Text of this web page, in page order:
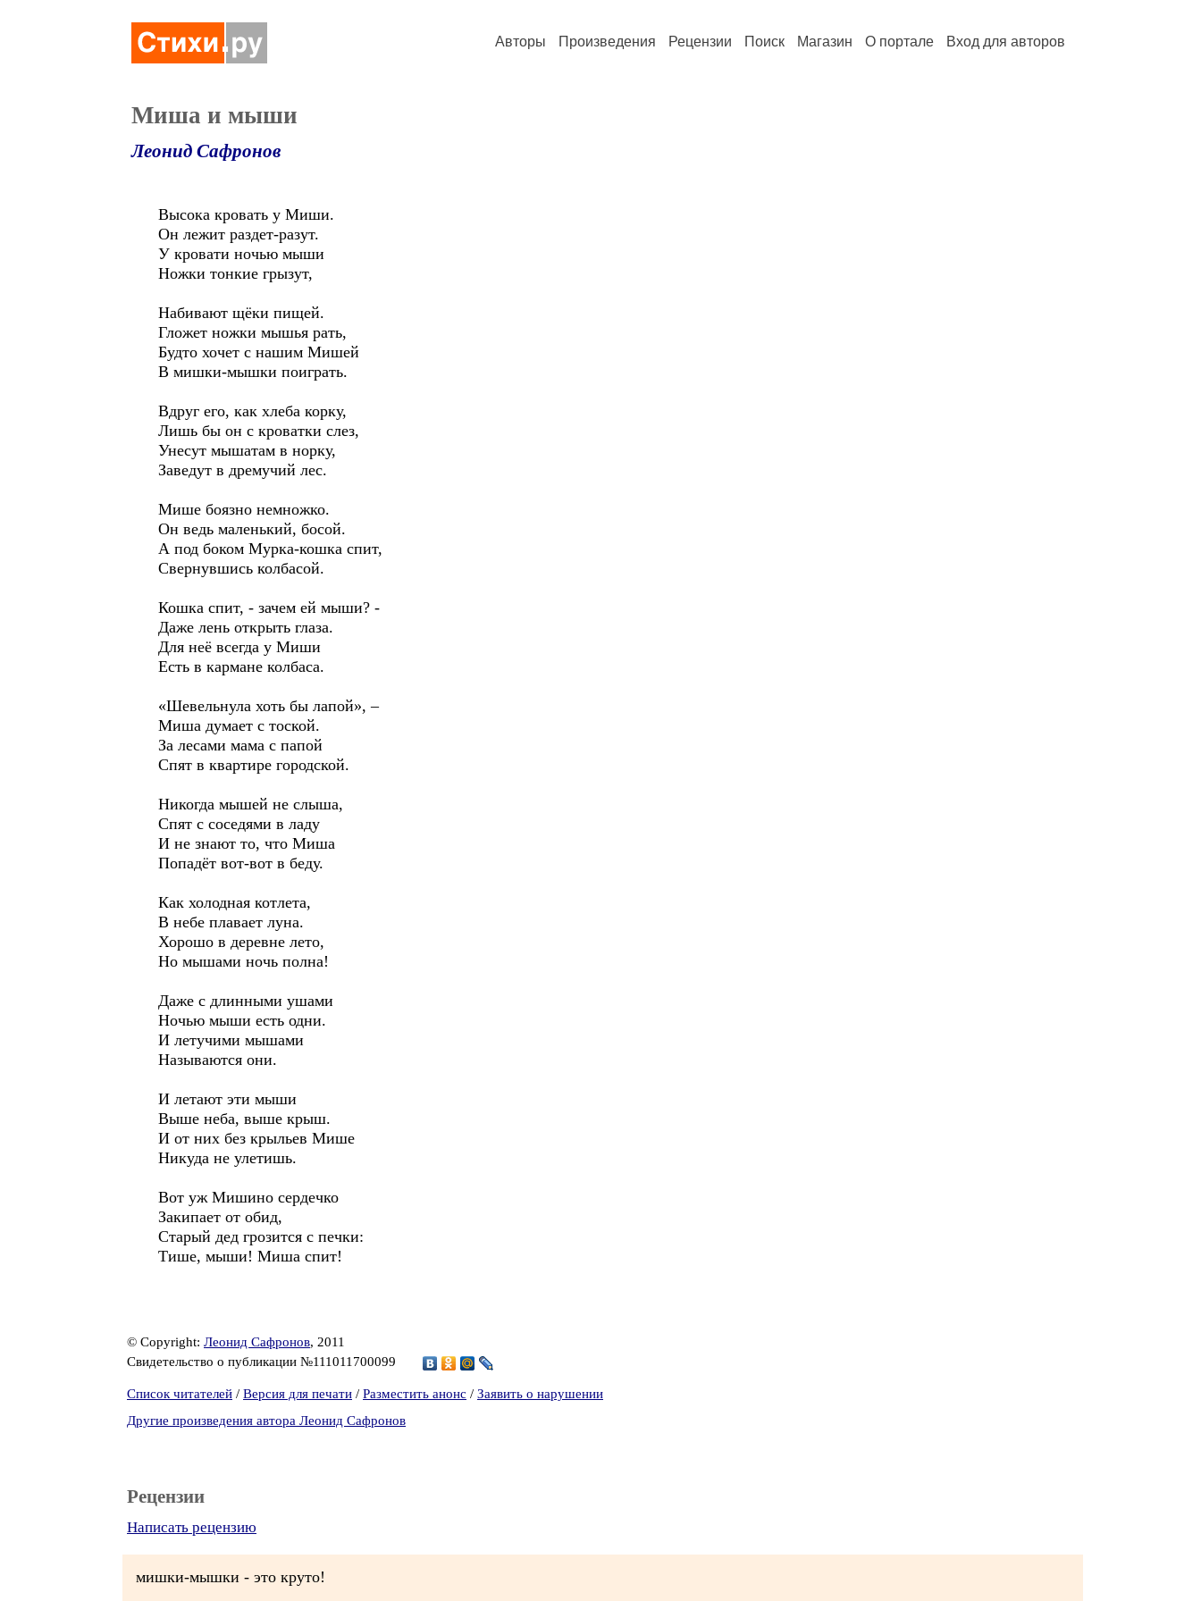
Авторы Произведения Рецензии Поиск Магазин О портале Вход для авторов
Миша и мыши
Леонид Сафронов
Высока кровать у Миши.
Он лежит раздет-разут.
У кровати ночью мыши
Ножки тонкие грызут,
Набивают щёки пищей.
Гложет ножки мышья рать,
Будто хочет с нашим Мишей
В мишки-мышки поиграть.
Вдруг его, как хлеба корку,
Лишь бы он с кроватки слез,
Унесут мышатам в норку,
Заведут в дремучий лес.
Мише боязно немножко.
Он ведь маленький, босой.
А под боком Мурка-кошка спит,
Свернувшись колбасой.
Кошка спит, - зачем ей мыши? -
Даже лень открыть глаза.
Для неё всегда у Миши
Есть в кармане колбаса.
«Шевельнула хоть бы лапой», –
Миша думает с тоской.
За лесами мама с папой
Спят в квартире городской.
Никогда мышей не слыша,
Спят с соседями в ладу
И не знают то, что Миша
Попадёт вот-вот в беду.
Как холодная котлета,
В небе плавает луна.
Хорошо в деревне лето,
Но мышами ночь полна!
Даже с длинными ушами
Ночью мыши есть одни.
И летучими мышами
Называются они.
И летают эти мыши
Выше неба, выше крыш.
И от них без крыльев Мише
Никуда не улетишь.
Вот уж Мишино сердечко
Закипает от обид,
Старый дед грозится с печки:
Тише, мыши! Миша спит!
© Copyright: Леонид Сафронов, 2011
Свидетельство о публикации №111011700099
Список читателей / Версия для печати / Разместить анонс / Заявить о нарушении
Другие произведения автора Леонид Сафронов
Рецензии
Написать рецензию
мишки-мышки - это круто!